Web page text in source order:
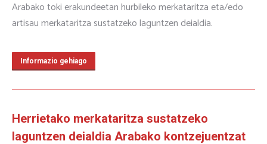
Arabako toki erakundeetan hurbileko merkataritza eta/edo
artisau merkataritza sustatzeko laguntzen deialdia.
Informazio gehiago
Herrietako merkataritza sustatzeko
laguntzen deialdia Arabako kontzejuentzat